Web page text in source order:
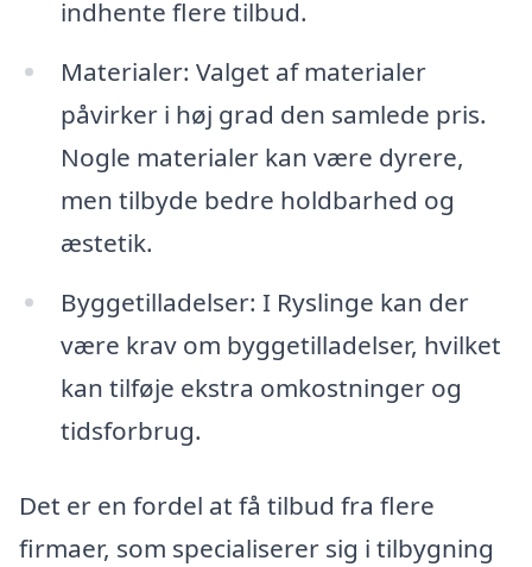
indhente flere tilbud.
Materialer: Valget af materialer
påvirker i høj grad den samlede pris.
Nogle materialer kan være dyrere,
men tilbyde bedre holdbarhed og
æstetik.
Byggetilladelser: I Ryslinge kan der
være krav om byggetilladelser, hvilket
kan tilføje ekstra omkostninger og
tidsforbrug.
Det er en fordel at få tilbud fra flere
firmaer, som specialiserer sig i tilbygning